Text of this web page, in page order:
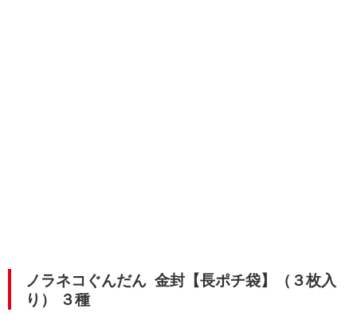
ノラネコぐんだん 金封【長ポチ袋】（３枚入
り） ３種